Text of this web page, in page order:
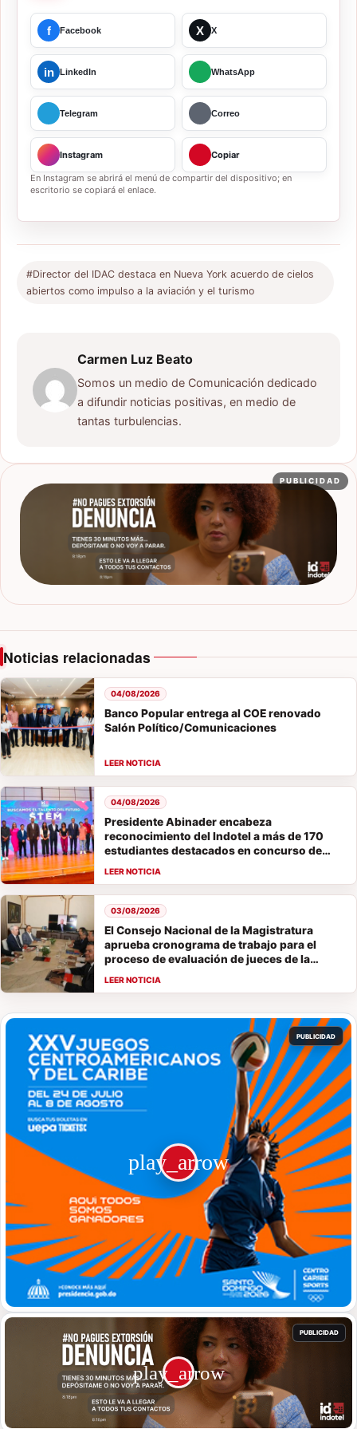
f Facebook X X
in LinkedIn WhatsApp
Telegram Correo
Instagram Copiar
En Instagram se abrirá el menú de compartir del dispositivo; en
escritorio se copiará el enlace.
#Director del IDAC destaca en Nueva York acuerdo de cielos
abiertos como impulso a la aviación y el turismo
Carmen Luz Beato
Somos un medio de Comunicación dedicado
a difundir noticias positivas, en medio de
tantas turbulencias.
PUBLICIDAD
Noticias relacionadas
Banco Popular entrega al COE renovado
Salón Político/Comunicaciones
04/08/2026
Presidente Abinader encabeza
reconocimiento del Indotel a más de 170
estudiantes destacados en concurso de
vocaciones STEM
04/08/2026
El Consejo Nacional de la Magistratura
aprueba cronograma de trabajo para el
proceso de evaluación de jueces de la
Suprema Corte de Justicia
03/08/2026